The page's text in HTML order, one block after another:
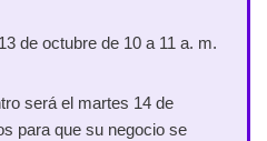
de octubre de 10 a 11 a. m.
será el martes 14 de
para que su negocio se